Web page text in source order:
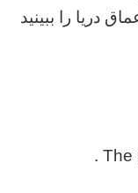
دریا را ببینید
The